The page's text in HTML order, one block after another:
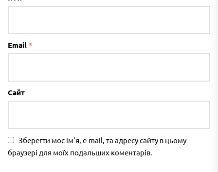
Email *
Сайт
Зберегти моє ім'я, e-mail, та адресу сайту в цьому
браузері для моїх подальших коментарів.